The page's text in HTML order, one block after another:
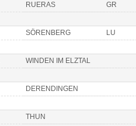
RUERAS GR
SÖRENBERG LU
WINDEN IM ELZTAL
DERENDINGEN
THUN